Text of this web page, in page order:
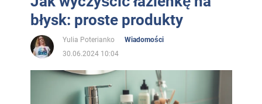
błysk: proste produkty
Yulia Poterianko
Wiadomości
30.06.2024 10:04